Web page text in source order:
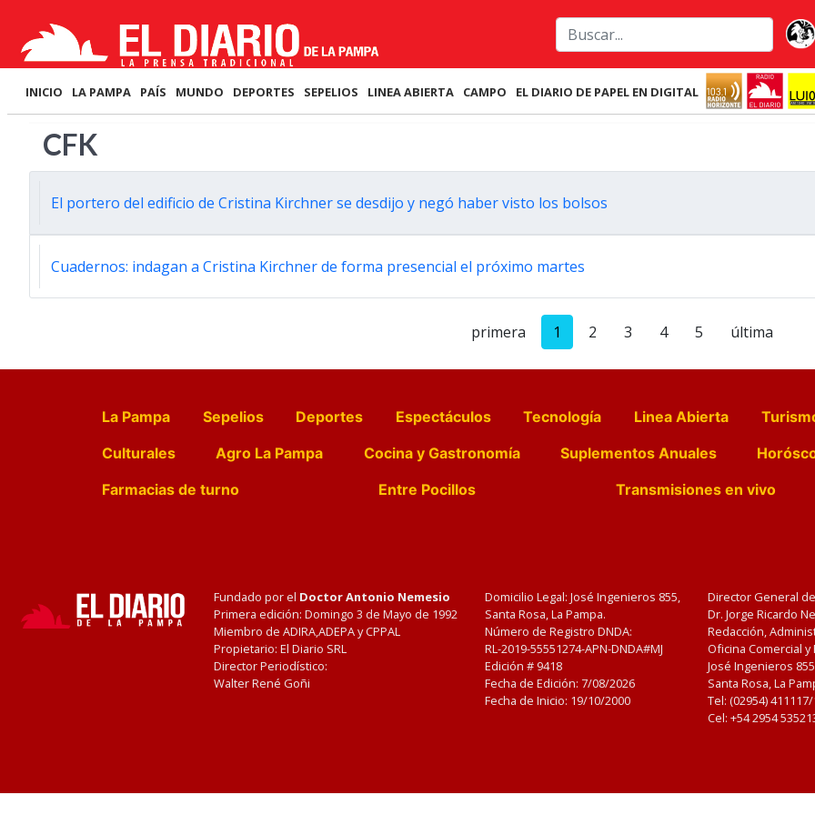
INICIO LA PAMPA PAÍS MUNDO DEPORTES SEPELIOS LINEA ABIERTA CAMPO EL DIARIO DE PAPEL EN DIGITAL
CFK
El portero del edificio de Cristina Kirchner se desdijo y negó haber visto los bolsos
Cuadernos: indagan a Cristina Kirchner de forma presencial el próximo martes
primera 1 2 3 4 5 última
La Pampa Sepelios Deportes Espectáculos Tecnología Linea Abierta
Culturales
Agro La Pampa Cocina y Gastronomía Suplementos Anuales
Farmacias de turno
Entre Pocillos Transmisiones en vivo
Fundado por el Doctor Antonio Nemesio
Primera edición: Domingo 3 de Mayo de 1992
Miembro de ADIRA,ADEPA y CPPAL
Propietario: El Diario SRL
Director Periodístico:
Walter René Goñi
Domicilio Legal: José Ingenieros 855,
Santa Rosa, La Pampa.
Número de Registro DNDA:
RL-2019-55551274-APN-DNDA#MJ
Edición # 9418
Fecha de Edición: 7/08/2026
Fecha de Inicio: 19/10/2000
Director General
Dr. Jorge Ricardo
Redacción,
Oficina Comercial
José Ingenieros
Santa Rosa, La
Tel: (02954)
Cel: +54 2954